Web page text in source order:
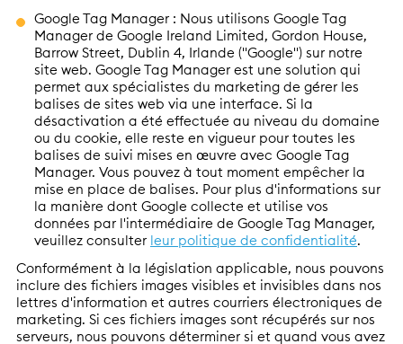
Google Tag Manager : Nous utilisons Google Tag
Manager de Google Ireland Limited, Gordon House,
Barrow Street, Dublin 4, Irlande ("Google") sur notre
site web. Google Tag Manager est une solution qui
permet aux spécialistes du marketing de gérer les
balises de sites web via une interface. Si la
désactivation a été effectuée au niveau du domaine
ou du cookie, elle reste en vigueur pour toutes les
balises de suivi mises en œuvre avec Google Tag
Manager. Vous pouvez à tout moment empêcher la
mise en place de balises. Pour plus d'informations sur
la manière dont Google collecte et utilise vos
données par l'intermédiaire de Google Tag Manager,
veuillez consulter leur politique de confidentialité.
Conformément à la législation applicable, nous pouvons
inclure des fichiers images visibles et invisibles dans nos
lettres d'information et autres courriers électroniques de
marketing. Si ces fichiers images sont récupérés sur nos
serveurs, nous pouvons déterminer si et quand vous avez